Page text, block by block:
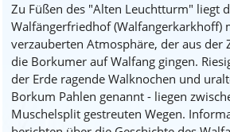
Zu Füßen des "Alten Leuchtturm" liegt
Walfängerfriedhof (Walfangerkarkhoff)
verzauberten Atmosphäre, der aus der
die Borkumer auf Walfang gingen.
der Erde ragende Walknochen und
Borkum Pahlen genannt - liegen
Muschelsplit gestreuten Wegen.